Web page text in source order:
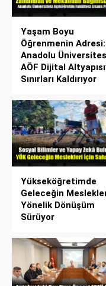
Yaşam Boyu
Öğrenmenin Adresi:
Anadolu
AÖF Dijital
Sınırları Kaldırıyor
Yükseköğretimde
Geleceğin
Yönelik Dönüşüm
Sürüyor